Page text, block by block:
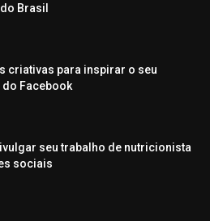
Brasil
criativas para inspirar o seu
Facebook
seu trabalho de nutricionista
sociais